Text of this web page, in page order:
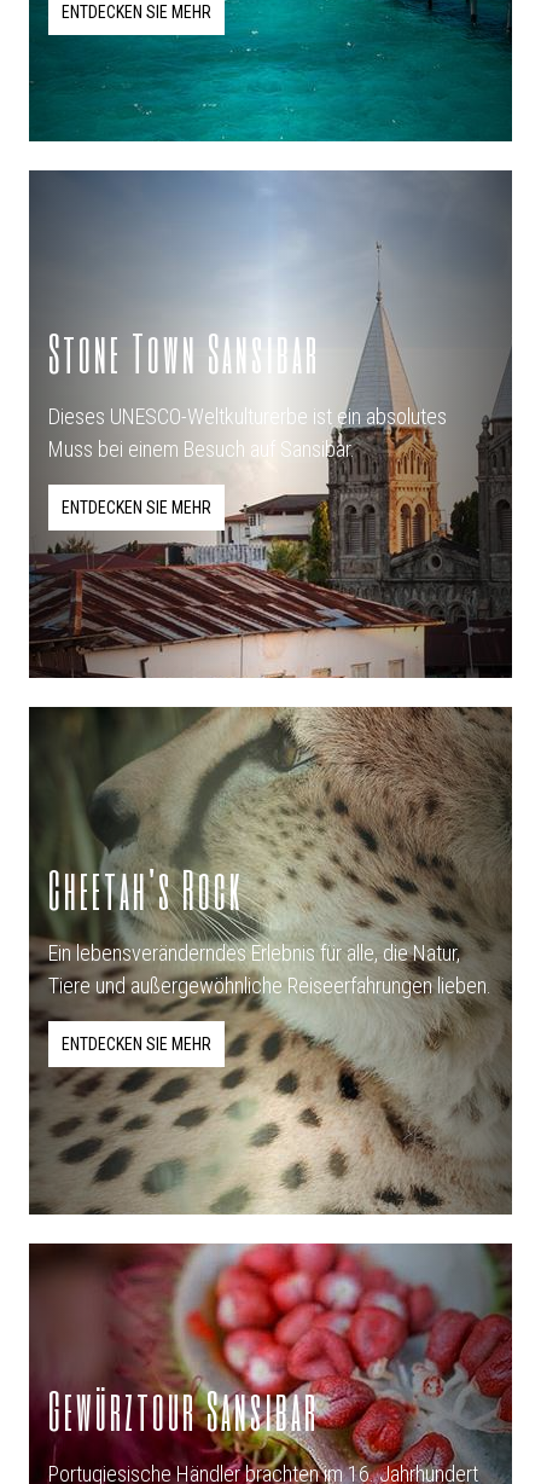
ENTDECKEN SIE MEHR
Stone Town Sansibar
Dieses UNESCO-Weltkulturerbe ist ein absolutes
Muss bei einem Besuch auf Sansibar.
ENTDECKEN SIE MEHR
Cheetah's Rock
Ein lebensveränderndes Erlebnis für alle, die Natur,
Tiere und außergewöhnliche Reiseerfahrungen lieben.
ENTDECKEN SIE MEHR
Gewürztour Sansibar
Portugiesische Händler brachten im 16. Jahrhundert